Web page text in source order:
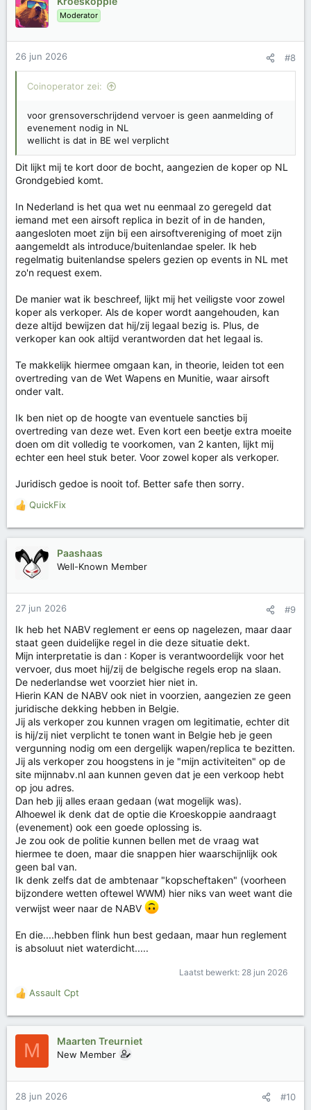
d
e
i
n
g
Moderator
26 jun 2026 #8
Coinoperator zei:
voor grensoverschrijdend vervoer is geen aanmelding of
evenement nodig in NL
wellicht is dat in BE wel verplicht
Dit lijkt mij te kort door de bocht, aangezien de koper op NL
Grondgebied komt.
In Nederland is het qua wet nu eenmaal zo geregeld dat
iemand met een airsoft replica in bezit of in de handen,
aangesloten moet zijn bij een airsoftvereniging of moet zijn
aangemeldt als introduce/buitenlandae speler. Ik heb
regelmatig buitenlandse spelers gezien op events in NL met
zo'n request exem.
De manier wat ik beschreef, lijkt mij het veiligste voor zowel
koper als verkoper. Als de koper wordt aangehouden, kan
deze altijd bewijzen dat hij/zij legaal bezig is. Plus, de
verkoper kan ook altijd verantworden dat het legaal is.
Te makkelijk hiermee omgaan kan, in theorie, leiden tot een
overtreding van de Wet Wapens en Munitie, waar airsoft
onder valt.
Ik ben niet op de hoogte van eventuele sancties bij
overtreding van deze wet. Even kort een beetje extra moeite
doen om dit volledig te voorkomen, van 2 kanten, lijkt mij
echter een heel stuk beter. Voor zowel koper als verkoper.
Juridisch gedoe is nooit tof. Better safe then sorry.
W
d
i
n
e
n
:
QuickFix
Paashaas
Well-Known Member
27 jun 2026 #9
Ik heb het NABV reglement er eens op nagelezen, maar daar
staat geen duidelijke regel in die deze situatie dekt.
Mijn interpretatie is dan : Koper is verantwoordelijk voor het
vervoer, dus moet hij/zij de belgische regels erop na slaan.
De nederlandse wet voorziet hier niet in.
Hierin KAN de NABV ook niet in voorzien, aangezien ze geen
juridische dekking hebben in Belgie.
Jij als verkoper zou kunnen vragen om legitimatie, echter dit
is hij/zij niet verplicht te tonen want in Belgie heb je geen
vergunning nodig om een dergelijk wapen/replica te bezitten.
Jij als verkoper zou hoogstens in je "mijn activiteiten" op de
site mijnnabv.nl aan kunnen geven dat je een verkoop hebt
op jou adres.
Dan heb jij alles eraan gedaan (wat mogelijk was).
Alhoewel ik denk dat de optie die Kroeskoppie aandraagt
(evenement) ook een goede oplossing is.
Je zou ook de politie kunnen bellen met de vraag wat
hiermee te doen, maar die snappen hier waarschijnlijk ook
geen bal van.
Ik denk zelfs dat de ambtenaar "kopscheftaken" (voorheen
bijzondere wetten oftewel WWM) hier niks van weet want die
verwijst weer naar de NABV
En die....hebben flink hun best gedaan, maar hun reglement
is absoluut niet waterdicht.....
Laatst bewerkt: 28 jun 2026
W
r
i
n
Assault Cpt
M Maarten Treurniet
New Member
28 jun 2026 #10